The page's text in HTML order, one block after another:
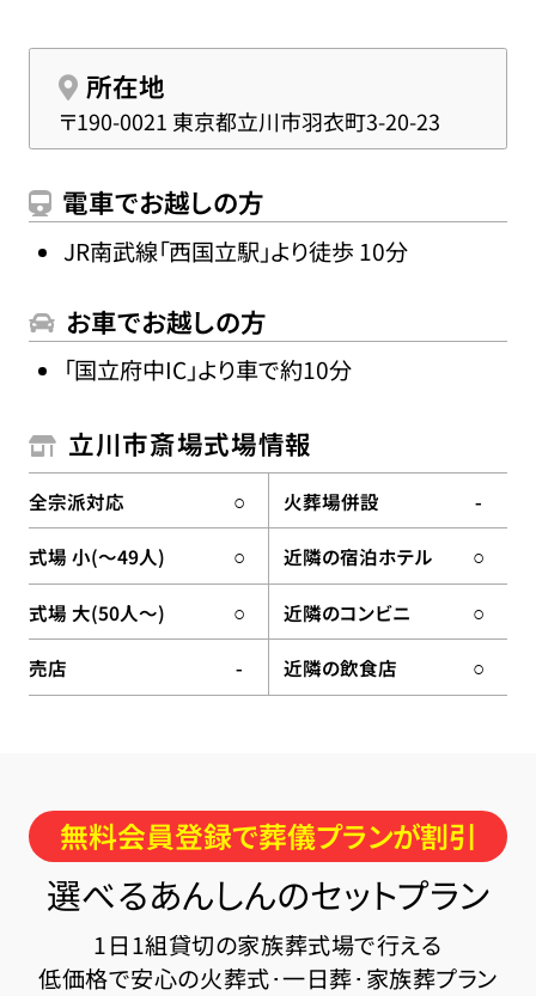
所在地
〒190-0021 東京都立川市羽衣町3-20-23
電車でお越しの方
JR南武線「西国立駅」より徒歩 10分
お車でお越しの方
「国立府中IC」より車で約10分
立川市斎場式場情報
全宗派対応 ○ 火葬場併設 -
式場 小(〜49人) ○ 近隣の宿泊ホテル ○
式場 大(50人〜) ○ 近隣のコンビニ ○
売店 - 近隣の飲食店 ○
無料会員登録で葬儀プランが割引
選べるあんしんのセットプラン
1日1組貸切の家族葬式場で行える
低価格で安心の火葬式･一日葬･家族葬プラン